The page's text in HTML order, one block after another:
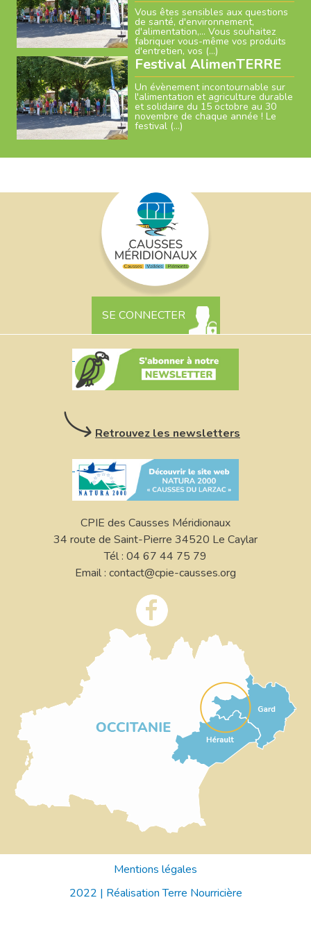
Vous êtes sensibles aux questions
de santé, d'environnement,
d'alimentation,… Vous souhaitez
fabriquer vous-même vos produits
d'entretien, vos (…)
Festival AlimenTERRE
Un évènement incontournable sur
l'alimentation et agriculture durable
et solidaire du 15 octobre au 30
novembre de chaque année ! Le
festival (…)
SE CONNECTER
Retrouvez les newsletters
CPIE des Causses Méridionaux
34 route de Saint-Pierre 34520 Le Caylar
Tél : 04 67 44 75 79
Email : contact@cpie-causses.org
Mentions légales
2022 | Réalisation Terre Nourricière